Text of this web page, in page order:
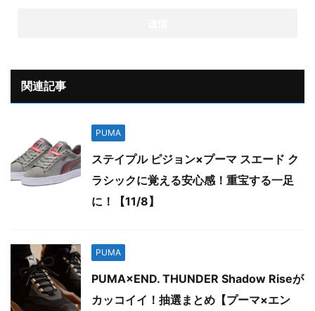
関連記事
PUMA
ステイプル ピジョン×プーマ スエード ク
ラシックに覚える安心感！重宝する一足
に！【11/8】
PUMA
PUMA×END. THUNDER Shadow Riseが
カッコイイ！抽選まとめ【プーマ×エン